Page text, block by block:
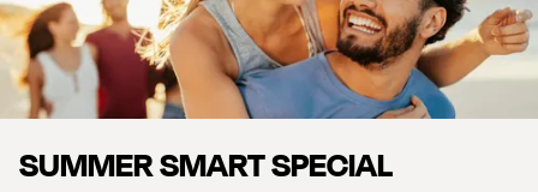
SUMMER SMART SPECIAL